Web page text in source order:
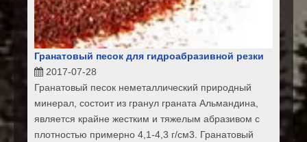
Гранатовый песок для гидроабразивной резки
2017-07-28
Гранатовый песок неметаллический природный
минерал, состоит из гранул граната Альмандина,
является крайне жестким и тяжелым абразивом с
плотностью примерно 4,1-4,3 г/см3. Гранатовый